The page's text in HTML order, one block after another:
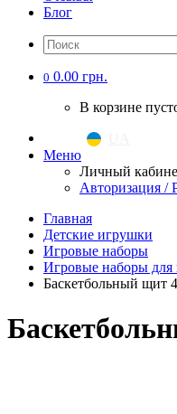
Блог
0 0.00 грн.
В корзине
Меню
Личный
Авторизация /
Главная
Детские игрушки
Игровые наборы
Игровые наборы для
Баскетбольный щит